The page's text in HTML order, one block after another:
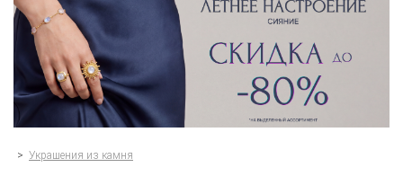
> Украшения из камня